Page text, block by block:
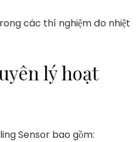
các thí nghiệm đo nhiệt
lý hoạt
Sensor bao gồm: